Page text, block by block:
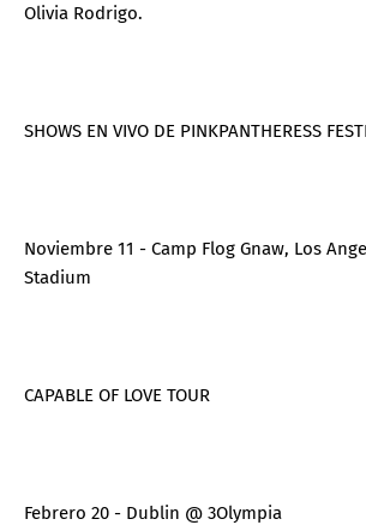
Olivia Rodrigo.
SHOWS EN VIVO DE PINKPANTHERESS
Noviembre 11 - Camp Flog Gnaw, Los
Stadium
CAPABLE OF LOVE TOUR
Febrero 20 - Dublin @ 3Olympia